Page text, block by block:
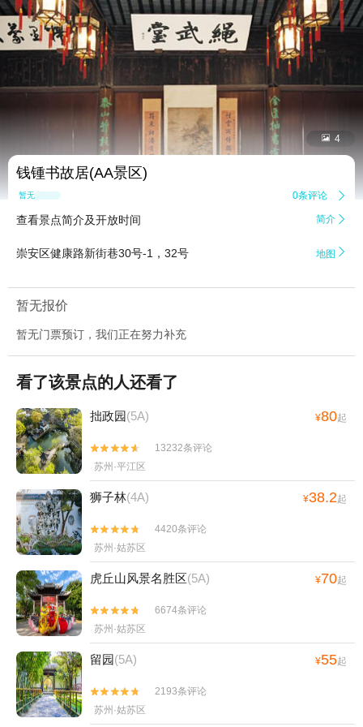
 4
钱锺书故居(AA景区)
暂无点评 0条评论 
查看景点简介及开放时间 简介 
崇安区健康路新街巷30号-1，32号 地图 
暂无报价
暂无门票预订，我们正在努力补充
看了该景点的人还看了
拙政园(5A) ¥80起


13232条评论
苏州·平江区
狮子林(4A) ¥38.2起


4420条评论
苏州·姑苏区
虎丘山风景名胜区(5A) ¥70起


6674条评论
苏州·姑苏区
留园(5A) ¥55起


2193条评论
苏州·姑苏区
